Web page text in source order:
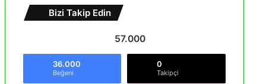
Bizi Takip Edin
57.000
36.000
Beğeni
0
Takipçi